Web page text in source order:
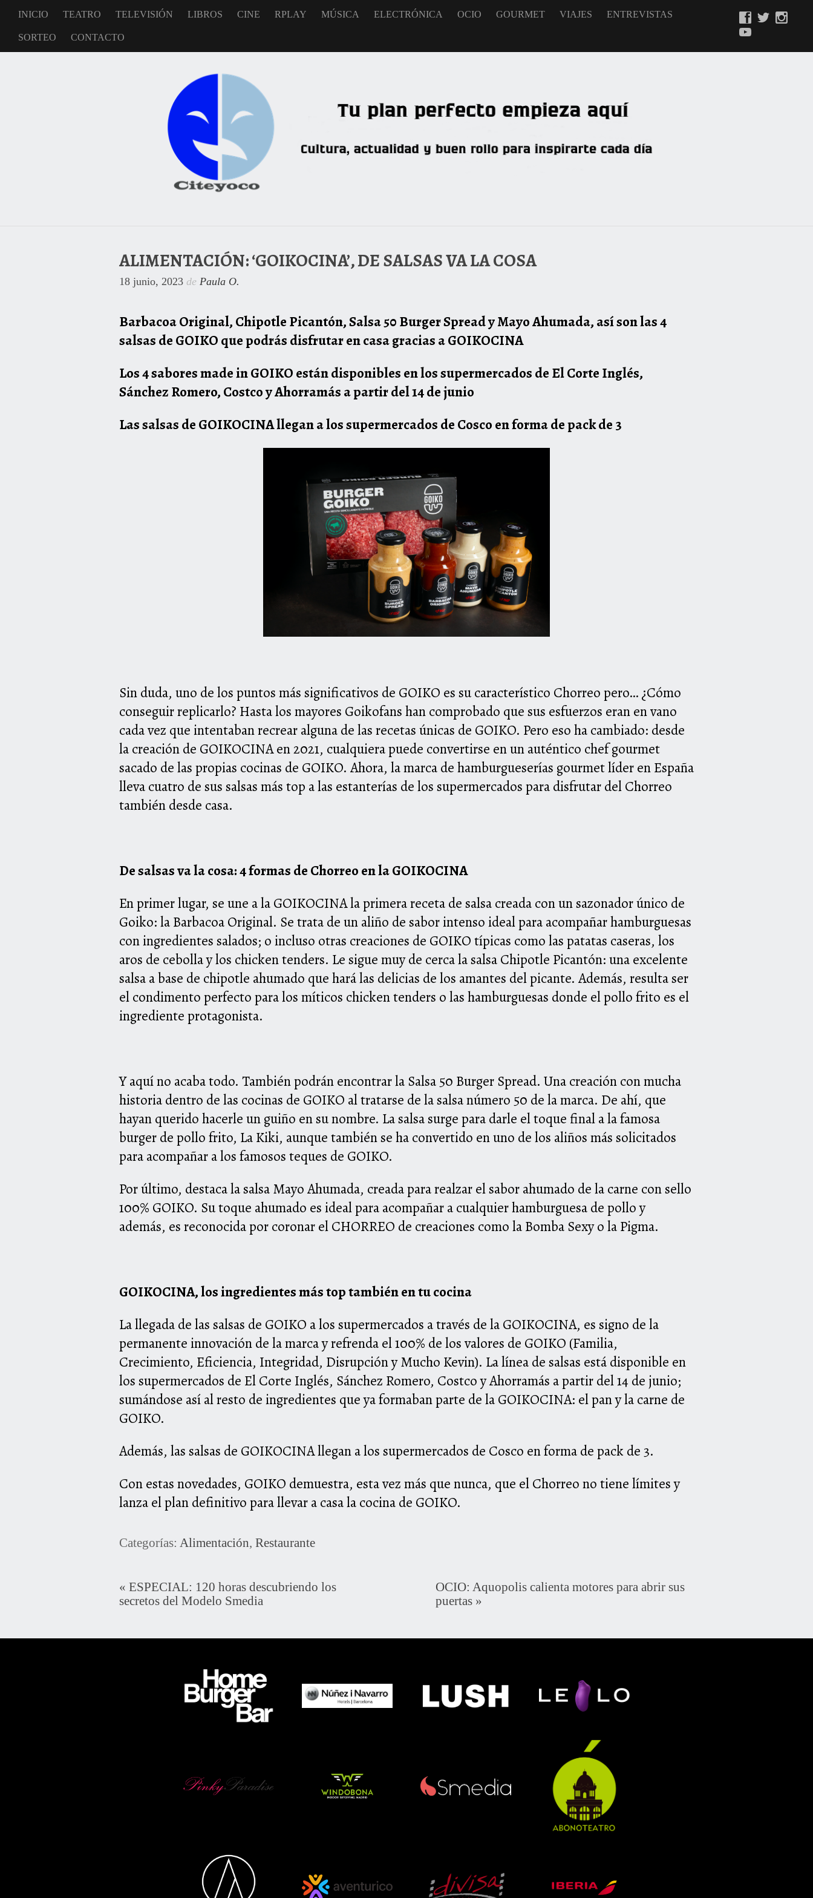
INICIO TEATRO TELEVISIÓN LIBROS CINE RPLAY MÚSICA ELECTRÓNICA OCIO GOURMET VIAJES ENTREVISTAS
SORTEO CONTACTO
ALIMENTACIÓN: ‘GOIKOCINA’, DE SALSAS VA LA COSA
18 junio, 2023 de Paula O.
Barbacoa Original, Chipotle Picantón, Salsa 50 Burger Spread y Mayo Ahumada, así son las 4
salsas de GOIKO que podrás disfrutar en casa gracias a GOIKOCINA
Los 4 sabores made in GOIKO están disponibles en los supermercados de El Corte Inglés,
Sánchez Romero, Costco y Ahorramás a partir del 14 de junio
Las salsas de GOIKOCINA llegan a los supermercados de Cosco en forma de pack de 3
Sin duda, uno de los puntos más significativos de GOIKO es su característico Chorreo pero… ¿Cómo
conseguir replicarlo? Hasta los mayores Goikofans han comprobado que sus esfuerzos eran en vano
cada vez que intentaban recrear alguna de las recetas únicas de GOIKO. Pero eso ha cambiado: desde
la creación de GOIKOCINA en 2021, cualquiera puede convertirse en un auténtico chef gourmet
sacado de las propias cocinas de GOIKO. Ahora, la marca de hamburgueserías gourmet líder en España
lleva cuatro de sus salsas más top a las estanterías de los supermercados para disfrutar del Chorreo
también desde casa.
De salsas va la cosa: 4 formas de Chorreo en la GOIKOCINA
En primer lugar, se une a la GOIKOCINA la primera receta de salsa creada con un sazonador único de
Goiko: la Barbacoa Original. Se trata de un aliño de sabor intenso ideal para acompañar hamburguesas
con ingredientes salados; o incluso otras creaciones de GOIKO típicas como las patatas caseras, los
aros de cebolla y los chicken tenders. Le sigue muy de cerca la salsa Chipotle Picantón: una excelente
salsa a base de chipotle ahumado que hará las delicias de los amantes del picante. Además, resulta ser
el condimento perfecto para los míticos chicken tenders o las hamburguesas donde el pollo frito es el
ingrediente protagonista.
Y aquí no acaba todo. También podrán encontrar la Salsa 50 Burger Spread. Una creación con mucha
historia dentro de las cocinas de GOIKO al tratarse de la salsa número 50 de la marca. De ahí, que
hayan querido hacerle un guiño en su nombre. La salsa surge para darle el toque final a la famosa
burger de pollo frito, La Kiki, aunque también se ha convertido en uno de los aliños más solicitados
para acompañar a los famosos teques de GOIKO.
Por último, destaca la salsa Mayo Ahumada, creada para realzar el sabor ahumado de la carne con sello
100% GOIKO. Su toque ahumado es ideal para acompañar a cualquier hamburguesa de pollo y
además, es reconocida por coronar el CHORREO de creaciones como la Bomba Sexy o la Pigma.
GOIKOCINA, los ingredientes más top también en tu cocina
La llegada de las salsas de GOIKO a los supermercados a través de la GOIKOCINA, es signo de la
permanente innovación de la marca y refrenda el 100% de los valores de GOIKO (Familia,
Crecimiento, Eficiencia, Integridad, Disrupción y Mucho Kevin). La línea de salsas está disponible en
los supermercados de El Corte Inglés, Sánchez Romero, Costco y Ahorramás a partir del 14 de junio;
sumándose así al resto de ingredientes que ya formaban parte de la GOIKOCINA: el pan y la carne de
GOIKO.
Además, las salsas de GOIKOCINA llegan a los supermercados de Cosco en forma de pack de 3.
Con estas novedades, GOIKO demuestra, esta vez más que nunca, que el Chorreo no tiene límites y
lanza el plan definitivo para llevar a casa la cocina de GOIKO.
Categorías: Alimentación, Restaurante
« ESPECIAL: 120 horas descubriendo los
secretos del Modelo Smedia
OCIO: Aquopolis calienta motores para abrir sus
puertas»